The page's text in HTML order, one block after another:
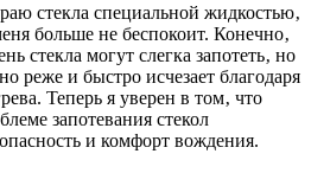
стекла специальной жидкостью‚
больше не беспокоит. Конечно‚
стекла могут слегка запотеть‚ но
реже и быстро исчезает благодаря
Теперь я уверен в том‚ что
запотевания стекол
и комфорт вождения.